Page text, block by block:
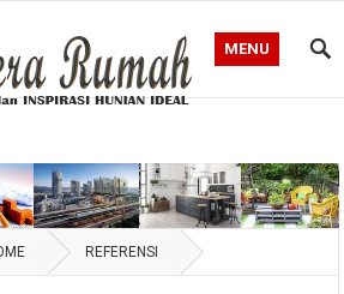
MENU
REFERENSI